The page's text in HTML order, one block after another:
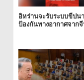
อิหร่านจะรับระบบขีปน
ป้องกันทางอากาศจาก